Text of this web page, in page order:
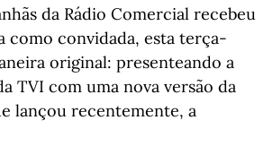
da Rádio Comercial recebeu
como convidada, esta terça-
original: presenteando a
TVI com uma nova versão da
lançou recentemente, a